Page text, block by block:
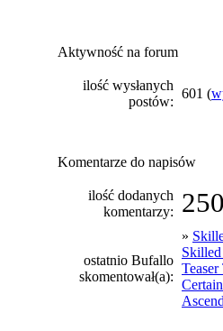
Aktywność na forum
ilość wysłanych
postów:
601 (
Komentarze do napisów
ilość dodanych
komentarzy:
ostatnio Bufallo
skomentował(a):
»
Skilled